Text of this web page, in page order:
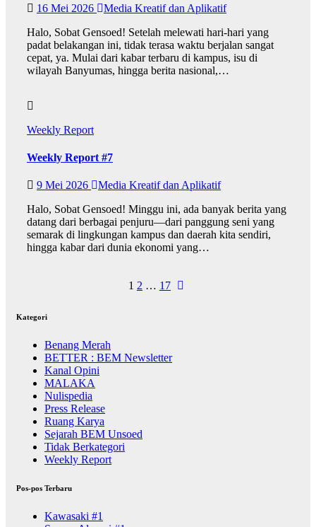
16 Mei 2026
Media Kreatif dan Aplikatif
Halo, Sobat Gensoed! Setelah melewati hari-hari yang
padat belakangan ini, tidak terasa waktu berjalan sangat
cepat, ya. Mulai dari kabar terbaru di kampus, isu di
wilayah Banyumas, hingga berita nasional,…
Weekly Report
Weekly Report #7
9 Mei 2026
Media Kreatif dan Aplikatif
Halo, Sobat Gensoed! Minggu ini, ada banyak berita yang
datang dari berbagai penjuru—dari panggung seni yang
semarak di lingkungan kampus dan daerah kita sendiri,
hingga kabar dari dunia ekonomi yang…
1 2 … 17
Kategori
Benang Merah
BETTER : BEM Newsletter
Kanal Opini
MALAKA
Nulispedia
Press Release
Ruang Karya
Sejarah BEM Unsoed
Tidak Berkategori
Weekly Report
Pos-pos Terbaru
Kawasaki #1